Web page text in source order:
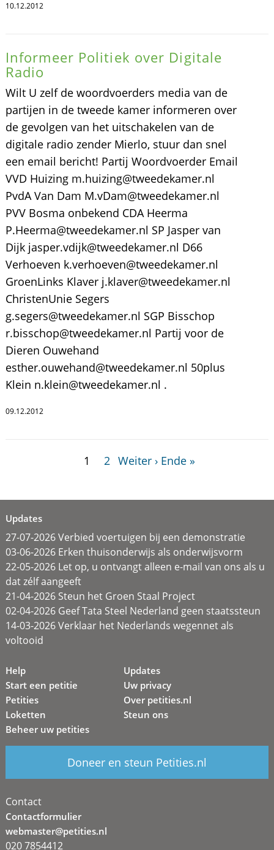
10.12.2012
Informeer Politiek over Digitale
Radio
Wilt U zelf de woordvoerders media van de
partijen in de tweede kamer informeren over
de gevolgen van het uitschakelen van de
digitale radio zender Mierlo, stuur dan snel
een email bericht! Partij Woordvoerder Email
VVD Huizing m.huizing@tweedekamer.nl
PvdA Van Dam M.vDam@tweedekamer.nl
PVV Bosma onbekend CDA Heerma
P.Heerma@tweedekamer.nl SP Jasper van
Dijk jasper.vdijk@tweedekamer.nl D66
Verhoeven k.verhoeven@tweedekamer.nl
GroenLinks Klaver j.klaver@tweedekamer.nl
ChristenUnie Segers
g.segers@tweedekamer.nl SGP Bisschop
r.bisschop@tweedekamer.nl Partij voor de
Dieren Ouwehand
esther.ouwehand@tweedekamer.nl 50plus
Klein n.klein@tweedekamer.nl .
09.12.2012
1 2 Weiter › Ende »
Updates
27-07-2026 Verbied voertuigen bij een demonstratie
03-06-2026 Erken thuisonderwijs als onderwijsvorm
22-05-2026 Let op, u ontvangt alleen e-mail van ons als u
dat zélf aangeeft
21-04-2026 Steun het Groen Staal Project
02-04-2026 Geef Tata Steel Nederland geen staatssteun
14-03-2026 Verklaar het Nederlands wegennet als
voltooid
Help
Start een petitie
Petities
Loketten
Beheer uw petities
Updates
Uw privacy
Over petities.nl
Steun ons
Doneer en steun Petities.nl
Contact
Contactformulier
webmaster@petities.nl
020 7854412